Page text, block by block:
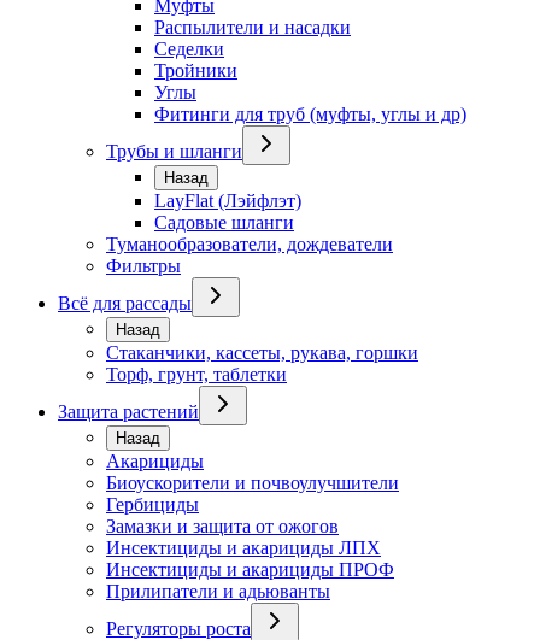
Муфты
Распылители и насадки
Седелки
Тройники
Углы
Фитинги для труб (муфты, углы и др)
Трубы и шланги
Назад
LayFlat (Лэйфлэт)
Садовые шланги
Туманообразователи, дождеватели
Фильтры
Всё для рассады
Назад
Стаканчики, кассеты, рукава, горшки
Торф, грунт, таблетки
Защита растений
Назад
Акарициды
Биоускорители и почвоулучшители
Гербициды
Замазки и защита от ожогов
Инсектициды и акарициды ЛПХ
Инсектициды и акарициды ПРОФ
Прилипатели и адьюванты
Регуляторы роста